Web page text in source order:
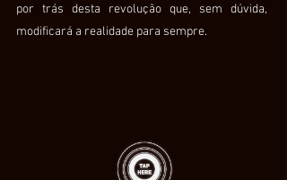
por trás desta revolução que, sem dúvida,
modificará a realidade para sempre.